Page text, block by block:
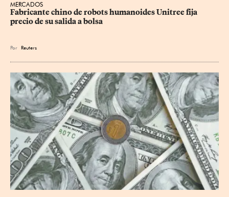
MERCADOS
Fabricante chino de robots humanoides Unitree fija
precio de su salida a bolsa
Por Reuters